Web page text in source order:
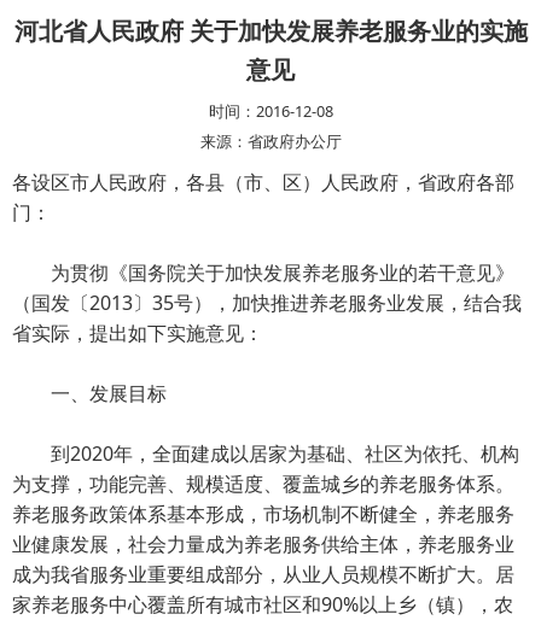
河北省人民政府 关于加快发展养老服务业的实施
意见
时间：2016-12-08
来源：省政府办公厅
各设区市人民政府，各县（市、区）人民政府，省政府各部
门：
为贯彻《国务院关于加快发展养老服务业的若干意见》
（国发〔2013〕35号），加快推进养老服务业发展，结合我
省实际，提出如下实施意见：
一、发展目标
到2020年，全面建成以居家为基础、社区为依托、机构
为支撑，功能完善、规模适度、覆盖城乡的养老服务体系。
养老服务政策体系基本形成，市场机制不断健全，养老服务
业健康发展，社会力量成为养老服务供给主体，养老服务业
成为我省服务业重要组成部分，从业人员规模不断扩大。居
家养老服务中心覆盖所有城市社区和90%以上乡（镇），农